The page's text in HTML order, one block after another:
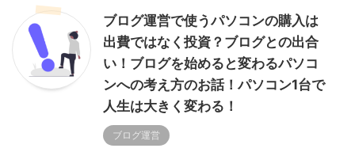
ブログ運営で使うパソコンの購入は
出費ではなく投資？ブログとの出合
い！ブログを始めると変わるパソコ
ンへの考え方のお話！パソコン1台で
人生は大きく変わる！
ブログ運営